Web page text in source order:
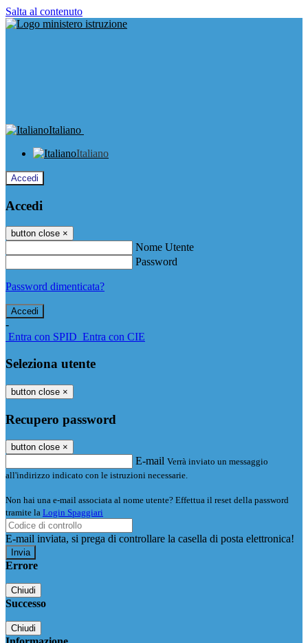
Salta al contenuto
Italiano
Italiano
Accedi
Accedi
button close ×
Nome Utente
Password
Password dimenticata?
-
Entra con SPID Entra con CIE
Seleziona utente
button close ×
Recupero password
button close ×
E-mail Verrà inviato un messaggio
all'indirizzo indicato con le istruzioni necessarie.
Non hai una e-mail associata al nome utente? Effettua il reset della password
tramite la Login Spaggiari
E-mail inviata, si prega di controllare la casella di posta elettronica!
Errore
Chiudi
Successo
Chiudi